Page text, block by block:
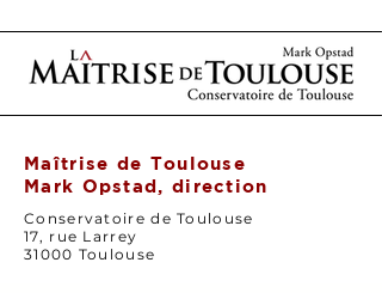
Maîtrise de Toulouse
Mark Opstad, direction
Conservatoire de Toulouse
17, rue Larrey
31000 Toulouse